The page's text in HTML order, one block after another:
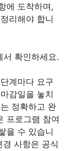
에 도착하며,
리해야 합니
서 확인하세요.
계마다 요구
감일을 놓치
정확하고 완
프로그램 참여
을 수 있습니
사항은 공식